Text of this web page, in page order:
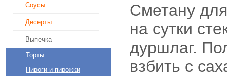
Соусы
Десерты
Выпечка
Торты
Пироги и пирожки
Сметану
на сутки
дуршлаг.
взбить с